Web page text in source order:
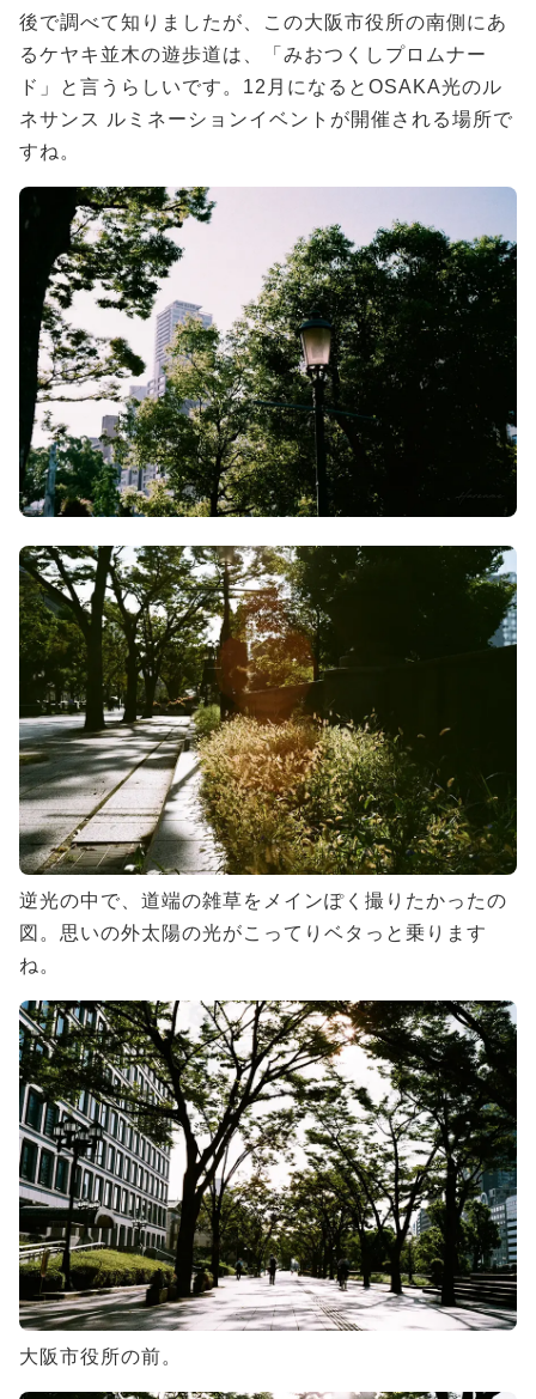
後で調べて知りましたが、この大阪市役所の南側にあ
るケヤキ並木の遊歩道は、「みおつくしプロムナー
ド」と言うらしいです。12月になるとOSAKA光のル
ネサンス ルミネーションイベントが開催される場所で
すね。
逆光の中で、道端の雑草をメインぽく撮りたかったの
図。思いの外太陽の光がこってりベタっと乗ります
ね。
大阪市役所の前。